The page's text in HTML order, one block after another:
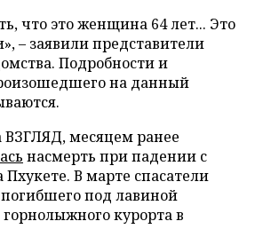
что это женщина 64 лет... Это
– заявили представители
Подробности и
на данный
ВЗГЛЯД, месяцем ранее
насмерть при падении с
Пхукете. В марте спасатели
погибшего под лавиной
курорта в